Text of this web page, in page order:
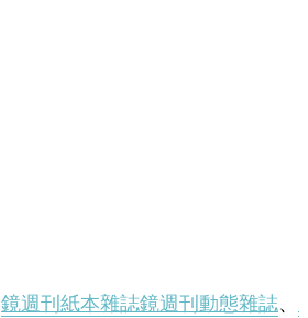
鏡週刊紙本雜誌鏡週刊動態雜誌、